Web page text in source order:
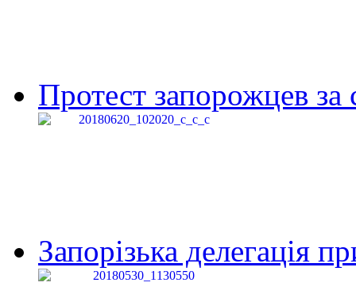
Протест запорожцев за
Запорізька делегація